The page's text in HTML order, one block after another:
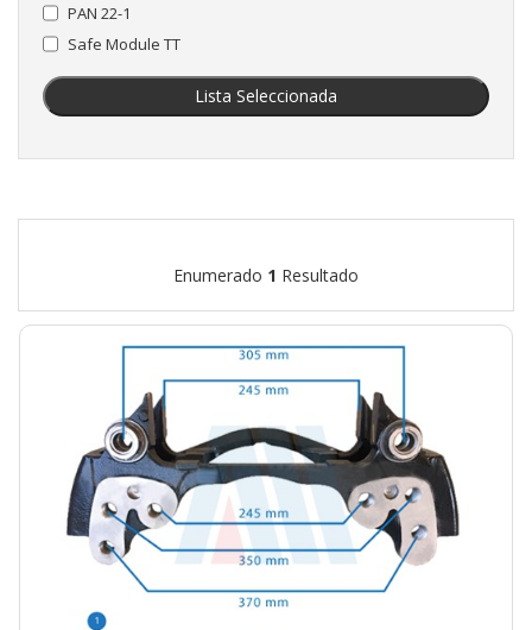
PAN 22-1
Safe Module TT
Lista Seleccionada
Enumerado 1 Resultado